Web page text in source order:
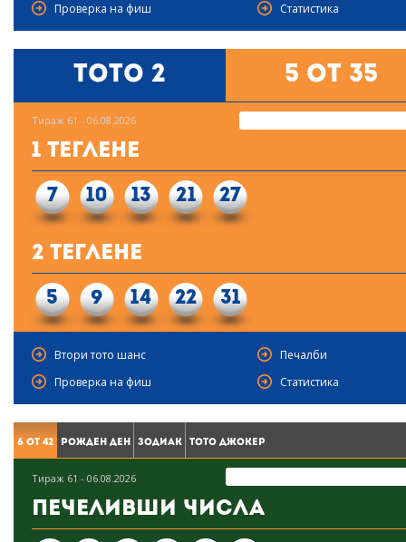
Проверка на фиш
Статистика
Тото 2 5 от 35
Тираж 61 - 06.08.2026
1 Теглене
7 10 13 21 27
2 Теглене
5 9 14 22 31
Втори тото шанс
Печалби
Проверка на фиш
Статистика
6 от 42 Рожден ден Зодиак Тото Джокер
Тираж 61 - 06.08.2026
Печеливши числа